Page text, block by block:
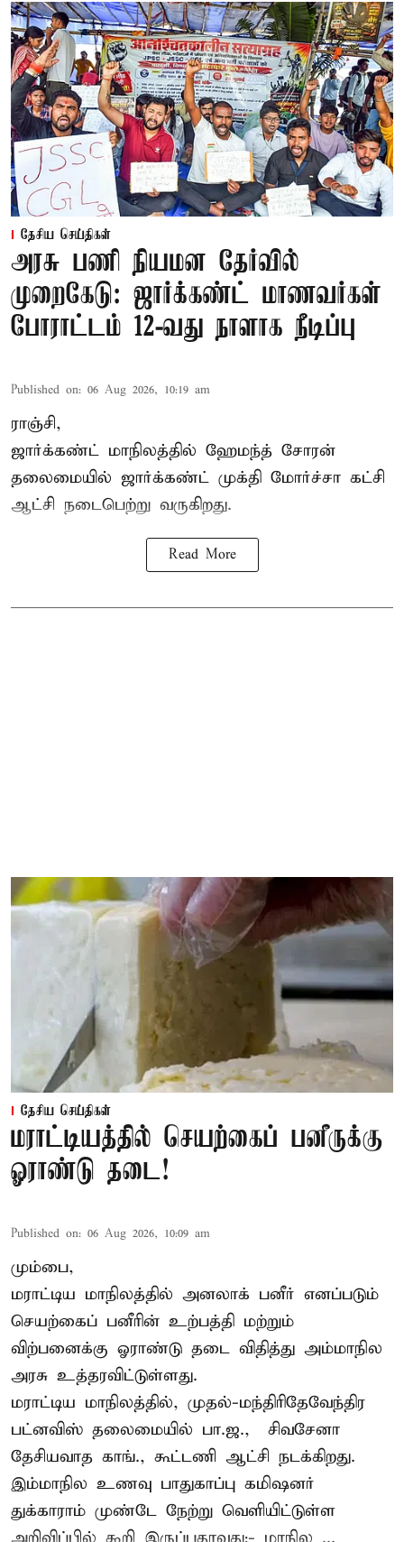
தேசிய செய்திகள்
அரசு பணி நியமன தேர்வில்
முறைகேடு: ஜார்க்கண்ட் மாணவர்கள்
போராட்டம் 12-வது நாளாக நீடிப்பு
Published on: 06 Aug 2026, 10:19 am
ராஞ்சி,
ஜார்க்கண்ட் மாநிலத்தில் ஹேமந்த் சோரன்
தலைமையில் ஜார்க்கண்ட் முக்தி மோர்ச்சா கட்சி
ஆட்சி நடைபெற்று வருகிறது.
Read More
தேசிய செய்திகள்
மராட்டியத்தில் செயற்கைப் பனீருக்கு
ஓராண்டு தடை!
Published on: 06 Aug 2026, 10:09 am
மும்பை,
மராட்டிய மாநிலத்தில் அனலாக் பனீர் எனப்படும்
செயற்கைப் பனீரின் உற்பத்தி மற்றும்
விற்பனைக்கு ஓராண்டு தடை விதித்து அம்மாநில
அரசு உத்தரவிட்டுள்ளது.
மராட்டிய மாநிலத்தில், முதல்-மந்திரிதேவேந்திர
பட்னவிஸ் தலைமையில் பா.ஜ., – சிவசேனா –
தேசியவாத காங்., கூட்டணி ஆட்சி நடக்கிறது.
இம்மாநில உணவு பாதுகாப்பு கமிஷனர்
துக்காராம் முண்டே நேற்று வெளியிட்டுள்ள
அறிவிப்பில் கூறி இருப்பதாவது:- மாநில ...